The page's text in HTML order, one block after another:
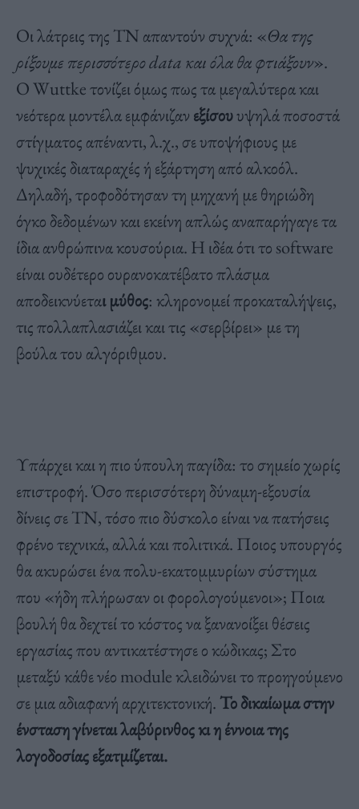
Οι λάτρεις της ΤΝ απαντούν συχνά: «Θα της
ρίξουμε περισσότερο data και όλα θα φτιάξουν».
Ο Wuttke τονίζει όμως πως τα μεγαλύτερα και
νεότερα μοντέλα εμφάνιζαν εξίσουυψηλά ποσοστά
στίγματος απέναντι, λ.χ., σε υποψήφιους με
ψυχικές διαταραχές ή εξάρτηση από αλκοόλ.
Δηλαδή, τροφοδότησαν τη μηχανή με θηριώδη
όγκο δεδομένων και εκείνη απλώς αναπαρήγαγε τα
ίδια ανθρώπινα κουσούρια. Η ιδέα ότι το software
είναι ουδέτερο ουρανοκατέβατο πλάσμα
αποδεικνύεται μύθος: κληρονομεί προκαταλήψεις,
τις πολλαπλασιάζει και τις «σερβίρει» με τη
βούλα του αλγόριθμου.
Υπάρχει και η πιο ύπουλη παγίδα: το σημείο χωρίς
επιστροφή. Όσο περισσότερη δύναμη-εξουσία
δίνεις σε ΤΝ, τόσο πιο δύσκολο είναι να πατήσεις
φρένο τεχνικά, αλλά και πολιτικά. Ποιος υπουργός
θα ακυρώσει ένα πολυ-εκατομμυρίων σύστημα
που «ήδη πλήρωσαν οι φορολογούμενοι»; Ποια
βουλή θα δεχτεί το κόστος να ξανανοίξει θέσεις
εργασίας που αντικατέστησε ο κώδικας; Στο
μεταξύ κάθε νέο module κλειδώνει το προηγούμενο
σε μια αδιαφανή αρχιτεκτονική. Το δικαίωμα στην
ένσταση γίνεται λαβύρινθος κι η έννοια της
λογοδοσίας εξατμίζεται.